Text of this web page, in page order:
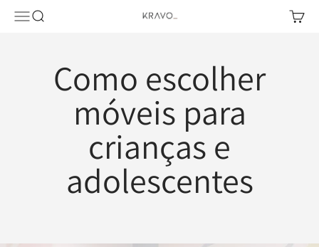
Pular para o conteúdo
Abrir menu de navegação
Abrir pesquisa KRAVO urban design Abrir
Como escolher
móveis para
crianças e
adolescentes